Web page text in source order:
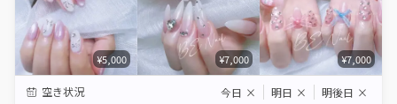
¥5,000 ¥7,000 ¥7,000
空き状況 今日 × 明日 × 明後日 ×